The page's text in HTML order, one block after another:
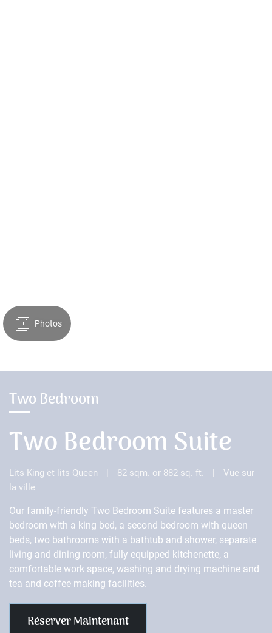
Two Bedroom
Two Bedroom Suite
Lits King et lits Queen | 82 sqm. or 882 sq. ft. |
Vue sur
la ville
Our family-friendly Two Bedroom Suite features a master
bedroom with a king bed, a second bedroom with queen
beds, two bathrooms with a bathtub and shower, separate
living and dining room, fully equipped kitchenette, a
comfortable work space, washing and drying machine and
tea and coffee making facilities.
Réserver Maintenant
Photos